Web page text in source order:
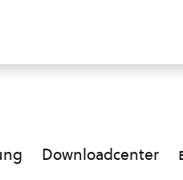
Downloadcenter